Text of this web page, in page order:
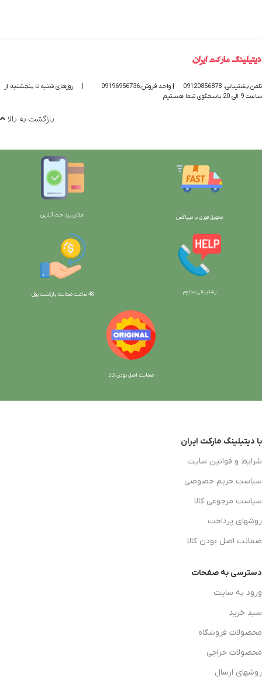
تلفن پشتیبانی: 09120856878 | واحد فروش:09196956736 |
روزهای شنبه تا پنجشنبه از
ساعت 9 الی 20 پاسخگوی شما هستیم
بازگشت به بالا
تحویل فوری با تیپاکس امکان پرداخت آنلاین
پشتیبانی مداوم 48 ساعت ضمانت بازگش ت پول
ضمانت اصل بودن کالا
با دیتیلینگ مارکت ایران
شرایط و قوانین سایت
سیاست حریم خصوصی
سیاست مرجوعی کالا
روشهای پرداخت
ضمانت اصل بودن کالا
دسترسی به صفحات
ورود به سایت
سبد خرید
محصولات فروشگاه
محصولات حراجی
روشهای ارسال